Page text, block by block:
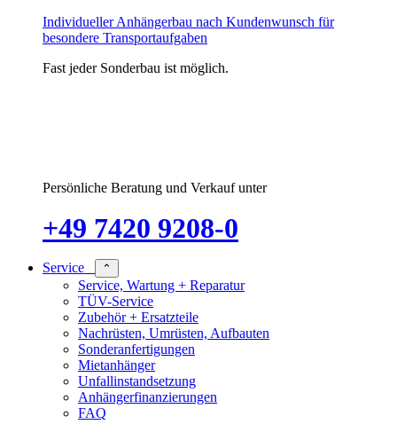
Individueller Anhängerbau nach Kundenwunsch für
besondere Transportaufgaben
Fast jeder Sonderbau ist möglich.
Persönliche Beratung und Verkauf unter
+49 7420 9208-0
Service ⌃
Service, Wartung + Reparatur
TÜV-Service
Zubehör + Ersatzteile
Nachrüsten, Umrüsten, Aufbauten
Sonderanfertigungen
Mietanhänger
Unfallinstandsetzung
Anhängerfinanzierungen
FAQ